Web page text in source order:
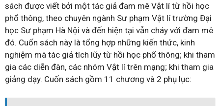
sách được viết bởi một tác giả đam mê Vật lí từ hồi học
phổ thông, theo chuyên ngành Sư phạm Vật lí trường Đại
học Sư phạm Hà Nội và đến hiện tại vẫn cháy với đam mê
đó. Cuốn sách này là tổng hợp những kiến thức, kinh
nghiệm mà tác giả tích lũy từ hồi học phổ thông; khi tham
gia các diễn đàn, các nhóm Vật lí trên mạng; khi tham gia
giảng dạy. Cuốn sách gồm 11 chương và 2 phụ lục: